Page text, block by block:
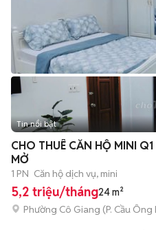
Tin nổi bật
CHO THUÊ CĂN HỘ MINI
MỞ
1 PN Căn hộ dịch vụ, mini
5,2 triệu/tháng24 m²
Phường Cô Giang (P. Cầu Ông